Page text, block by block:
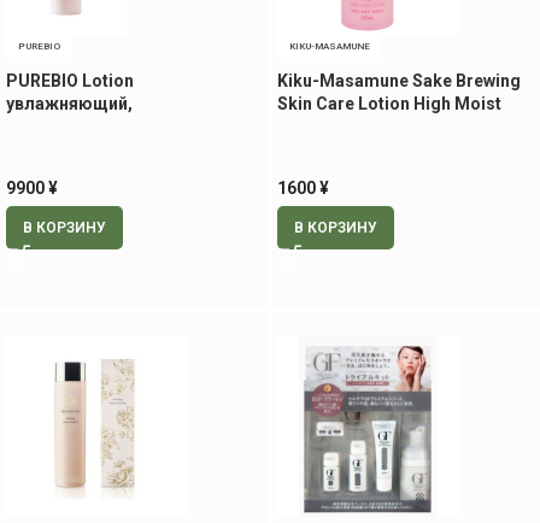
PUREBIO
PUREBIO Lotion
увлажняющий,
9900¥
В КОРЗИНУ
KIKU-MASAMUNE
Kiku-Masamune Sake Brewing
Skin Care Lotion High Moist
1600¥
В КОРЗИНУ